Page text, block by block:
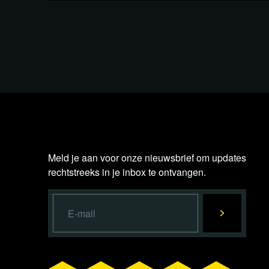
Meld je aan voor onze nieuwsbrief om updates
rechtstreeks in je inbox te ontvangen.